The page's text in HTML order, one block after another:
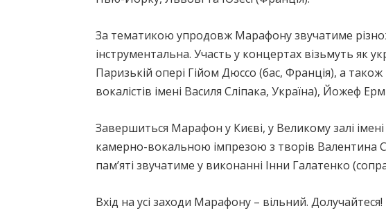
За тематикою упродовж Марафону звучатиме
інструментальна. Участь у концертах візьмуть як
Паризькій опері Гійом Дюссо (бас, Франція), а
вокалістів імені Василя Сліпака, Україна), Йожеф
Завершиться Марафон у Києві, у Великому залі
камерно-вокальною імпрезою з творів Валентина
пам’яті звучатиме у виконанні Інни Галатенко
Вхід на усі заходи Марафону – вільний. Долучайтеся!